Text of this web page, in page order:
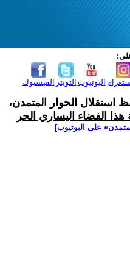
الفيسبوك التويتر اليوتيوب
استقلال الحوار المتمدن،
الفضاء اليساري الحر
على اليوتيوب]